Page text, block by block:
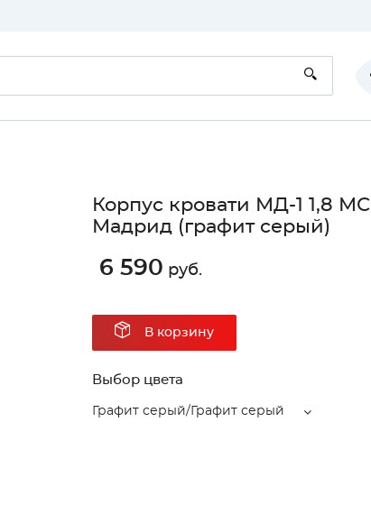
Корпус кровати МД-1 1,8 МС
Мадрид (графит серый)
6 590 руб.
В корзину
Выбор цвета
Графит серый/Графит серый